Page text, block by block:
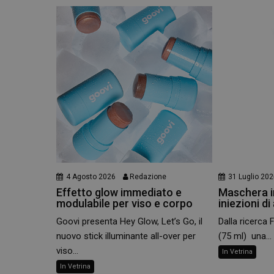
4 Agosto 2026 Redazione
Effetto glow immediato e
modulabile per viso e corpo
Goovi presenta Hey Glow, Let’s Go, il
nuovo stick illuminante all-over per
viso...
In Vetrina
31 Luglio
Maschera
iniezioni
Dalla ricerca
(75 ml) una...
In Vetrina
_ga_YJ0035S3E9